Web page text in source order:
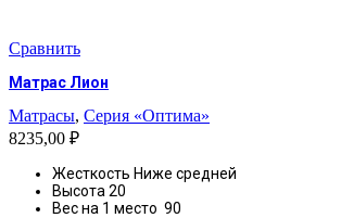
на
Сравнить
Матрас Лион
Матрасы, Серия «Оптима»
8235,00 ₽
Жесткость Ниже средней
Высота 20
Вес на 1 место 90